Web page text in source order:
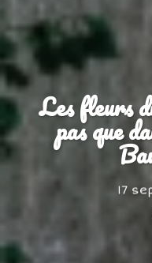
Les fleurs
pas que
17